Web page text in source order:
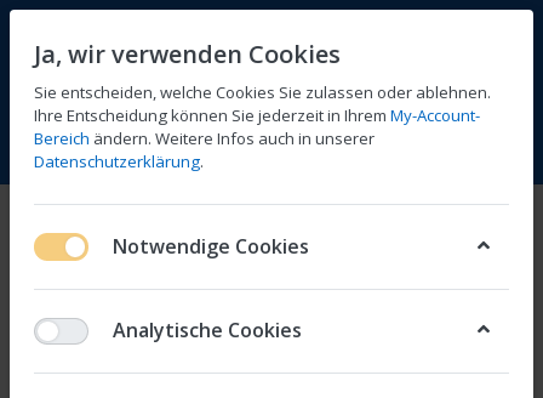
Menü Anmelden Vergleichen Wunschliste
Werkstatthandbücher
Ja, wir verwenden Cookies
Sie entscheiden, welche Cookies Sie zulassen oder ablehnen.
Ihre Entscheidung können Sie jederzeit in Ihrem My-Account-
Bereich ändern. Weitere Infos auch in unserer
Datenschutzerklärung.
Notwendige Cookies
Analytische Cookies